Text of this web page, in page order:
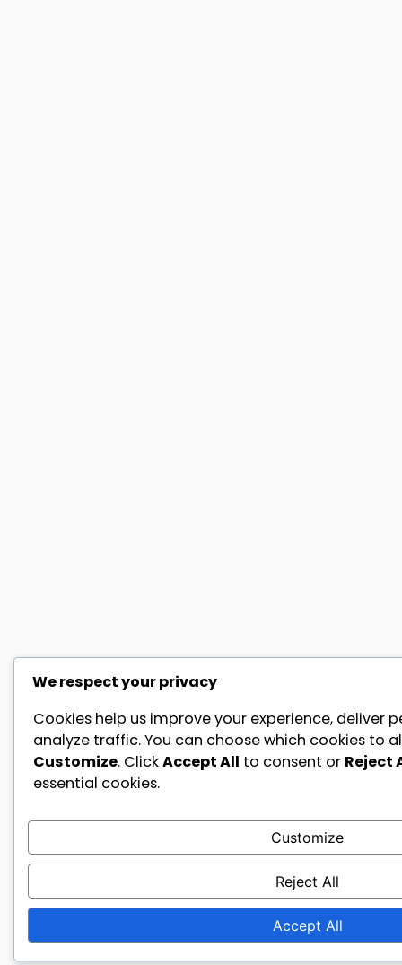
We respect your privacy
Cookies help us improve your experience, deliver
analyze traffic. You can choose which cookies to
Customize. ClickAccept All to consent or Reject
essential cookies.
Customize
Reject All
Accept All